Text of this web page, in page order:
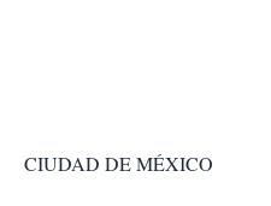
CIUDAD DE MÉXICO